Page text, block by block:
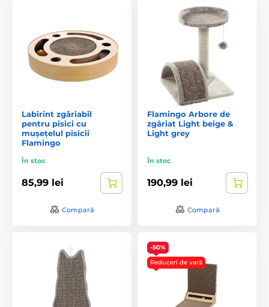
Labirint zgâriabil
pentru pisici cu
mușețelul pisicii
Flamingo
În stoc
85,99 lei
Compară
Flamingo Arbore de
zgâriat Light beige &
Light grey
În stoc
190,99 lei
Compară
-50%
Reduceri de vară